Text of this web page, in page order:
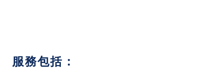
服務包括：